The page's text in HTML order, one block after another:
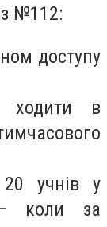
№112:
доступу
ходити в
учнів у
— коли за